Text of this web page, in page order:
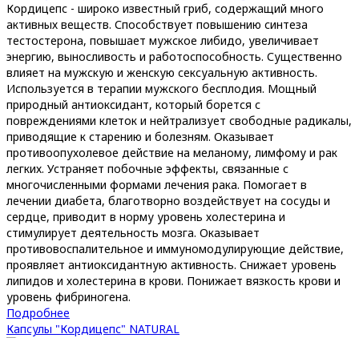
Кордицепс - широко известный гриб, содержащий много
активных веществ. Способствует повышению синтеза
тестостерона, повышает мужское либидо, увеличивает
энергию, выносливость и работоспособность. Существенно
влияет на мужскую и женскую сексуальную активность.
Используется в терапии мужского бесплодия. Мощный
природный антиоксидант, который борется с
повреждениями клеток и нейтрализует свободные радикалы,
приводящие к старению и болезням. Оказывает
противоопухолевое действие на меланому, лимфому и рак
легких. Устраняет побочные эффекты, связанные с
многочисленными формами лечения рака. Помогает в
лечении диабета, благотворно воздействует на сосуды и
сердце, приводит в норму уровень холестерина и
стимулирует деятельность мозга. Оказывает
противовоспалительное и иммуномодулирующие действие,
проявляет антиоксидантную активность. Снижает уровень
липидов и холестерина в крови. Понижает вязкость крови и
уровень фибриногена.
Подробнее
Капсулы "Кордицепс" NATURAL